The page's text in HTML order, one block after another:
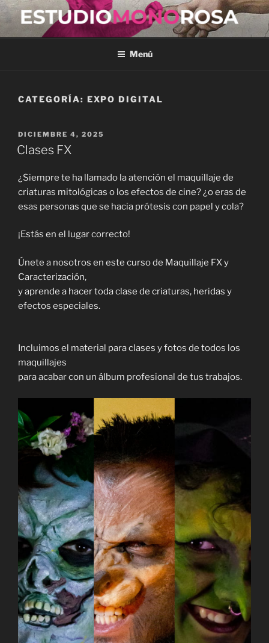
Saltar
al
contenido
ESTUDIOMONOROSA
Menú
CATEGORÍA: EXPO DIGITAL
PUBLICADO
EL
DICIEMBRE 4, 2025
Clases FX
¿Siempre te ha llamado la atención el maquillaje de
criaturas mitológicas o los efectos de cine? ¿o eras de
esas personas que se hacia prótesis con papel y cola?
¡Estás en el lugar correcto!
Únete a nosotros en este curso de Maquillaje FX y
Caracterización,
y aprende a hacer toda clase de criaturas, heridas y
efectos especiales.
Incluimos el material para clases y fotos de todos los
maquillajes
para acabar con un álbum profesional de tus trabajos.